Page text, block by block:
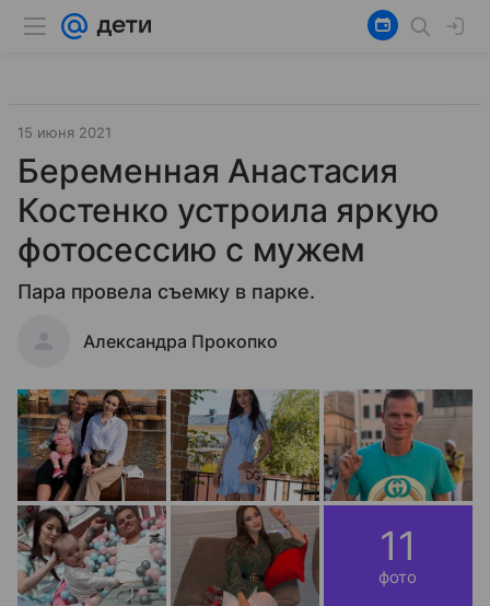
15 июня 2021
Беременная Анастасия
Костенко устроила яркую
фотосессию с мужем
Пара провела съемку в парке.
Александра Прокопко
11
фото